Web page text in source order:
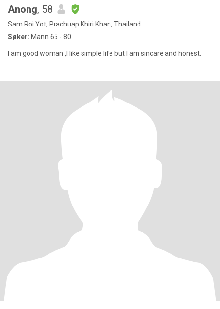
Anong, 58
Sam Roi Yot, Prachuap Khiri Khan, Thailand
Søker: Mann 65 - 80
I am good woman ,I like simple life but I am sincare and honest.